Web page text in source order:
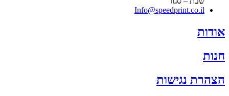
Info@speedprint.co.il
אודות
חנות
הצהרת נגישות